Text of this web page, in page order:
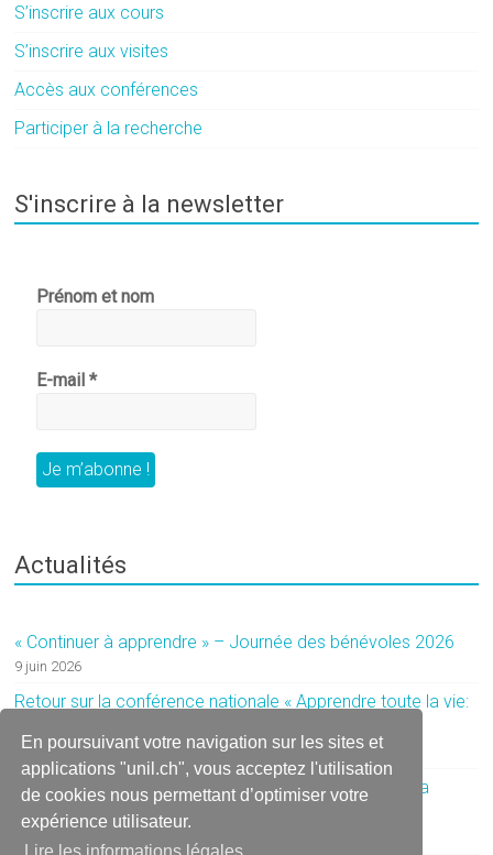
En poursuivant votre navigation sur les sites et
applications "unil.ch", vous acceptez l'utilisation
de cookies nous permettant d’optimiser votre
expérience utilisateur.
S’inscrire aux cours
S’inscrire aux visites
Accès aux conférences
Participer à la recherche
S'inscrire à la newsletter
Prénom et nom
E-mail*
Actualités
« Continuer à apprendre » – Journée des bénévoles 2026
9 juin 2026
Retour sur la conférence nationale « Apprendre toute la vie:
14 avril 2026
Offre d’emploi – Connaissance 3 recherche son ou sa
prochain·e directeur·trice